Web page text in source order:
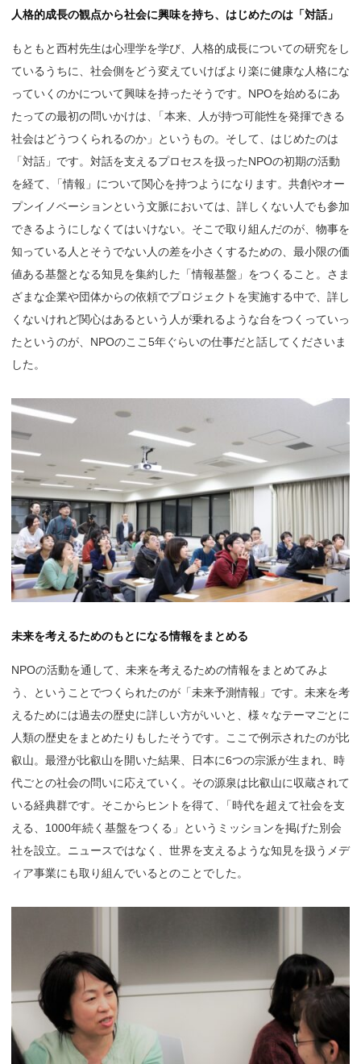
人格的成長の観点から社会に興味を持ち、はじめたのは「対話」
もともと西村先生は心理学を学び、人格的成長についての研究をし
ているうちに、社会側をどう変えていけばより楽に健康な人格にな
っていくのかについて興味を持ったそうです。NPOを始めるにあ
たっての最初の問いかけは
「本来、人が持つ可能性を発揮できる
社会はどうつくられるのか」というもの。そして、はじめたのは
「対話」です。対話を支えるプロセスを扱ったNPOの初期の活動
を経て
「情報」について関心を持つようになります。共創やオー
プンイノベーションという文脈においては、詳しくない人でも参加
できるようにしなくてはいけない。そこで取り組んだのが、物事を
知っている人とそうでない人の差を小さくするための、最小限の価
値ある基盤となる知見を集約した「情報基盤」をつくること。さま
ざまな企業や団体からの依頼でプロジェクトを実施する中で、詳し
くないけれど関心はあるという人が乗れるような台をつくっていっ
たというのが、NPOのここ5年ぐらいの仕事だと話してくださいま
した。
未来を考えるためのもとになる情報をまとめる
NPOの活動を通して、未来を考えるための情報をまとめてみよ
う、ということでつくられたのが「未来予測情報」です。未来を考
えるためには過去の歴史に詳しい方がいいと、様々なテーマごとに
人類の歴史をまとめたりもしたそうです。ここで例示されたのが比
叡山。最澄が比叡山を開いた結果、日本に6つの宗派が生まれ、時
代ごとの社会の問いに応えていく。その源泉は比叡山に収蔵されて
いる経典群です。そこからヒントを得て
「時代を超えて社会を支
える、1000年続く基盤をつくる」というミッションを掲げた別会
社を設立。ニュースではなく、世界を支えるような知見を扱うメデ
ィア事業にも取り組んでいるとのことでした。